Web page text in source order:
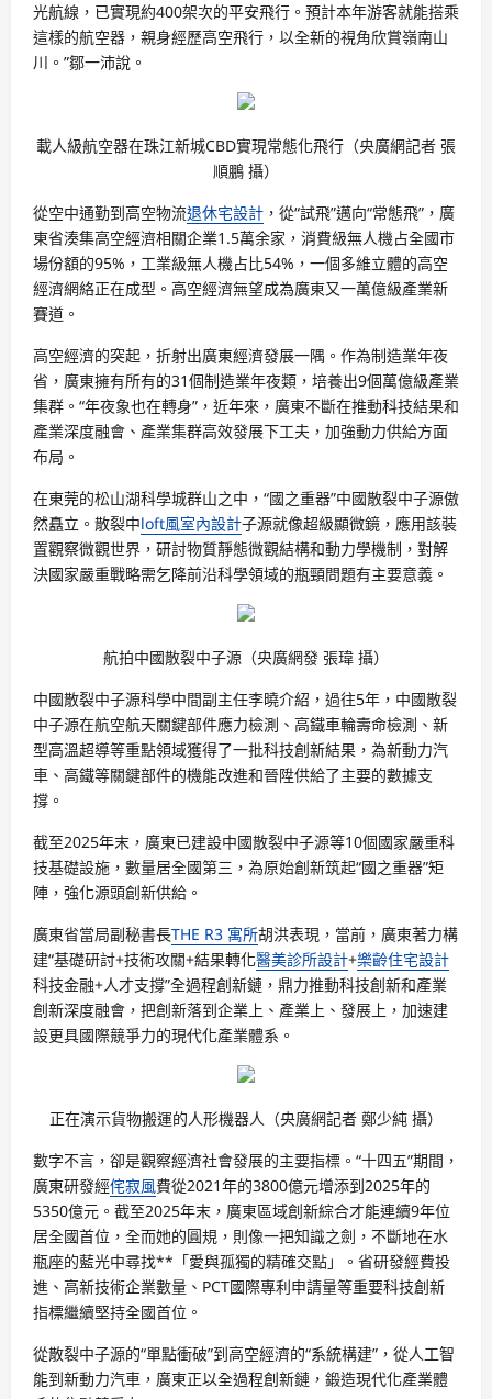
光航線，已實現約400架次的平安飛行。預計本年游客就能搭乘
這樣的航空器，親身經歷高空飛行，以全新的視角欣賞嶺南山
川。”鄒一沛說。
載人級航空器在珠江新城CBD實現常態化飛行（央廣網記者 張
順鵬 攝）
從空中通勤到高空物流退休宅設計 ，從“試飛”邁向“常態飛”，廣
東省湊集高空經濟相關企業1.5萬余家，消費級無人機占全國市
場份額的95%，工業級無人機占比54%，一個多維立體的高空
經濟網絡正在成型。高空經濟無望成為廣東又一萬億級產業新
賽道。
高空經濟的突起，折射出廣東經濟發展一隅。作為制造業年夜
省，廣東擁有所有的31個制造業年夜類，培養出9個萬億級產業
集群。“年夜象也在轉身”，近年來，廣東不斷在推動科技結果和
產業深度融會、產業集群高效發展下工夫，加強動力供給方面
布局。
在東莞的松山湖科學城群山之中，“國之重器”中國散裂中子源傲
然矗立。散裂中loft風室內設計子源就像超級顯微鏡，應用該裝
置觀察微觀世界，研討物質靜態微觀結構和動力學機制，對解
決國家嚴重戰略需乞降前沿科學領域的瓶頸問題有主要意義。
航拍中國散裂中子源（央廣網發 張瑋 攝）
中國散裂中子源科學中間副主任李曉介紹，過往5年，中國散裂
中子源在航空航天關鍵部件應力檢測、高鐵車輪壽命檢測、新
型高溫超導等重點領域獲得了一批科技創新結果，為新動力汽
車、高鐵等關鍵部件的機能改進和晉陞供給了主要的數據支
撐。
截至2025年末，廣東已建設中國散裂中子源等10個國家嚴重科
技基礎設施，數量居全國第三，為原始創新筑起“國之重器”矩
陣，強化源頭創新供給。
廣東省當局副秘書長THE R3 寓所胡洪表現，當前，廣東著力構
建“基礎研討+技術攻關+結果轉化醫美診所設計+樂齡住宅設計
科技金融+人才支撐”全過程創新鏈，鼎力推動科技創新和產業
創新深度融會，把創新落到企業上、產業上、發展上，加速建
設更具國際競爭力的現代化產業體系。
正在演示貨物搬運的人形機器人（央廣網記者 鄭少純 攝）
數字不言，卻是觀察經濟社會發展的主要指標。“十四五”期間，
廣東研發經侘寂風費從2021年的3800億元增添到2025年的
5350億元。截至2025年末，廣東區域創新綜合才能連續9年位
居全國首位，全而她的圓規，則像一把知識之劍，不斷地在水
瓶座的藍光中尋找**「愛與孤獨的精確交點」。省研發經費投
進、高新技術企業數量、PCT國際專利申請量等重要科技創新
指標繼續堅持全國首位。
從散裂中子源的“單點衝破”到高空經濟的“系統構建”，從人工智
能到新動力汽車，廣東正以全過程創新鏈，鍛造現代化產業體